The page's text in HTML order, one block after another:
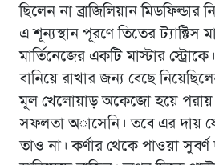
ছিলেন না ব্রাজিলিয়ান মিডফিল্ডার
এ শূন্যস্থান পূরণে তিতের ট্যাক্টিস
মার্তিনেজের একটি মাস্টার
বানিয়ে রাখার জন্য বেছে
মূল খেলোয়াড় অকেজো হয়ে পরায়
সফলতা অাসেনি। তবে এর দায়
তাও না। কর্ণার থেকে পাওয়া